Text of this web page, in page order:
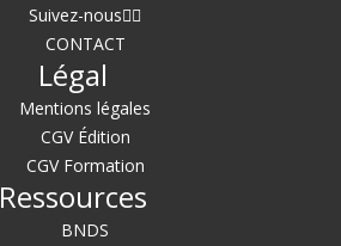
Suivez-nous
CONTACT
Légal
Mentions légales
CGV Édition
CGV Formation
Ressources
BNDS